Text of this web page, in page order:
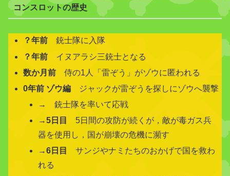
コンスロットの歴史
？年前 銃士隊に入隊
？年前 イヌアラシ三銃士となる
数か月前 侍の1人「雷ぞう」がゾウに匿われる
0年前 ゾウ編 ジャックが雷ぞうを探しにゾウへ襲撃
→ 銃士隊を率いて応戦
→5日目
5日間の攻防が続くが，敵が毒ガス兵
器を使用し，国が崩壊の危機に瀕す
→6日目
サンジやナミたちのおかげで国を救わ
れる